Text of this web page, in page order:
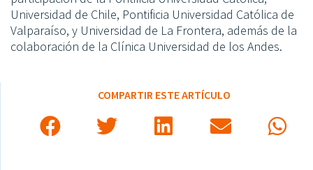
Universidad de Chile, Pontificia Universidad Católica de
Valparaíso, y Universidad de La Frontera, además de la
colaboración de la Clínica Universidad de los Andes.
COMPARTIR ESTE ARTÍCULO